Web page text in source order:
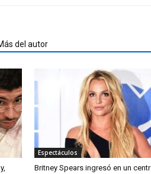
del autor
Espectáculos
Britney Spears ingresó en un